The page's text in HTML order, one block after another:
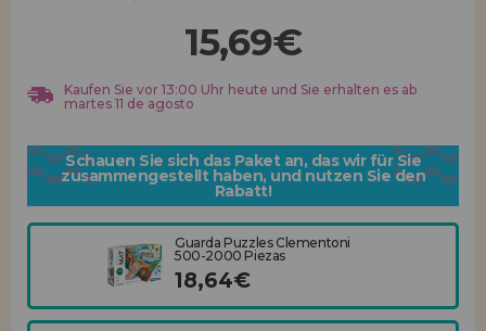
HÄNDLERREGISTRIERUNG
15,69€
Kaufen Sie vor 13:00 Uhr heute und Sie erhalten es ab
martes 11 de agosto
Schauen Sie sich das Paket an, das wir für Sie
zusammengestellt haben, und nutzen Sie den
Rabatt!
Guarda Puzzles Clementoni
500-2000 Piezas
18,64€